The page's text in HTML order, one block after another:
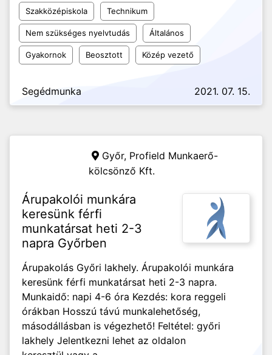
Szakközépiskola Technikum
Nem szükséges nyelvtudás Általános
Gyakornok Beosztott Közép vezető
Segédmunka 2021. 07. 15.
Győr, Profield Munkaerő-
kölcsönző Kft.
Árupakolói munkára
keresünk férfi
munkatársat heti 2-3
napra Győrben
Árupakolás Győri lakhely. Árupakolói munkára
keresünk férfi munkatársat heti 2-3 napra.
Munkaidő: napi 4-6 óra Kezdés: kora reggeli
órákban Hosszú távú munkalehetőség,
másodállásban is végezhető! Feltétel: győri
lakhely Jelentkezni lehet az oldalon